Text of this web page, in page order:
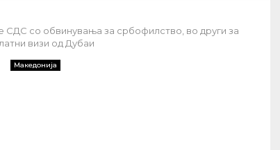
со обвинувања за србофилство, во други за
визи од Дубаи
Македонија